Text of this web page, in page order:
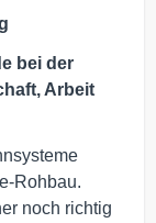
bei der
Arbeit
Rohbau.
noch richtig